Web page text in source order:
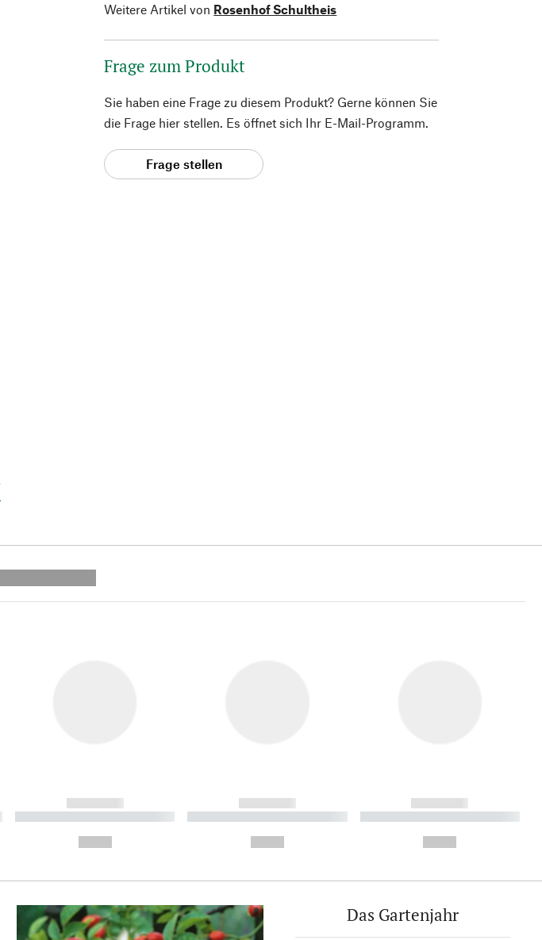
Weitere Artikel von Rosenhof Schultheis
Frage zum Produkt
Sie haben eine Frage zu diesem Produkt? Gerne können Sie
die Frage hier stellen. Es öffnet sich Ihr E-Mail-Programm.
Frage stellen
------------
----------- ----------- ----------
------------
----------- ----------- ----------
------------
----------- ----------- ----------
Das Gartenjahr